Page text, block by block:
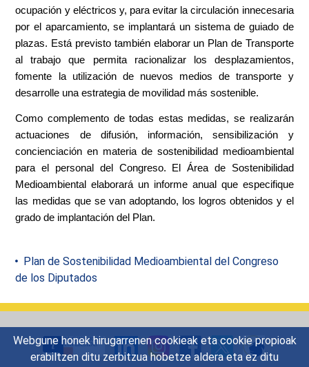
Webgune honek hirugarrenen cookieak eta cookie propioak
erabiltzen ditu zerbitzua hobetze aldera eta ez ditu
ocupación y eléctricos y, para evitar la circulación innecesaria
por el aparcamiento, se implantará un sistema de guiado de
plazas. Está previsto también elaborar un Plan de Transporte
al trabajo que permita racionalizar los desplazamientos,
fomente la utilización de nuevos medios de transporte y
desarrolle una estrategia de movilidad más sostenible.
Como complemento de todas estas medidas, se realizarán
actuaciones de difusión, información, sensibilización y
concienciación en materia de sostenibilidad medioambiental
para el personal del Congreso. El Área de Sostenibilidad
Medioambiental elaborará un informe anual que especifique
las medidas que se van adoptando, los logros obtenidos y el
grado de implantación del Plan.
Plan de Sostenibilidad Medioambiental del Congreso
de los Diputados